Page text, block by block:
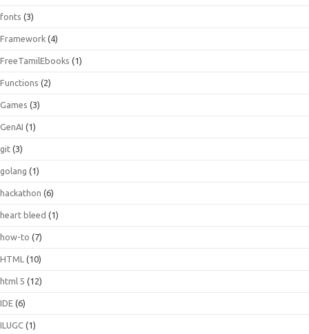
fonts (3)
Framework (4)
FreeTamilEbooks (1)
Functions (2)
Games (3)
GenAI (1)
git (3)
golang (1)
hackathon (6)
heart bleed (1)
how-to (7)
HTML (10)
html 5 (12)
IDE (6)
ILUGC (1)